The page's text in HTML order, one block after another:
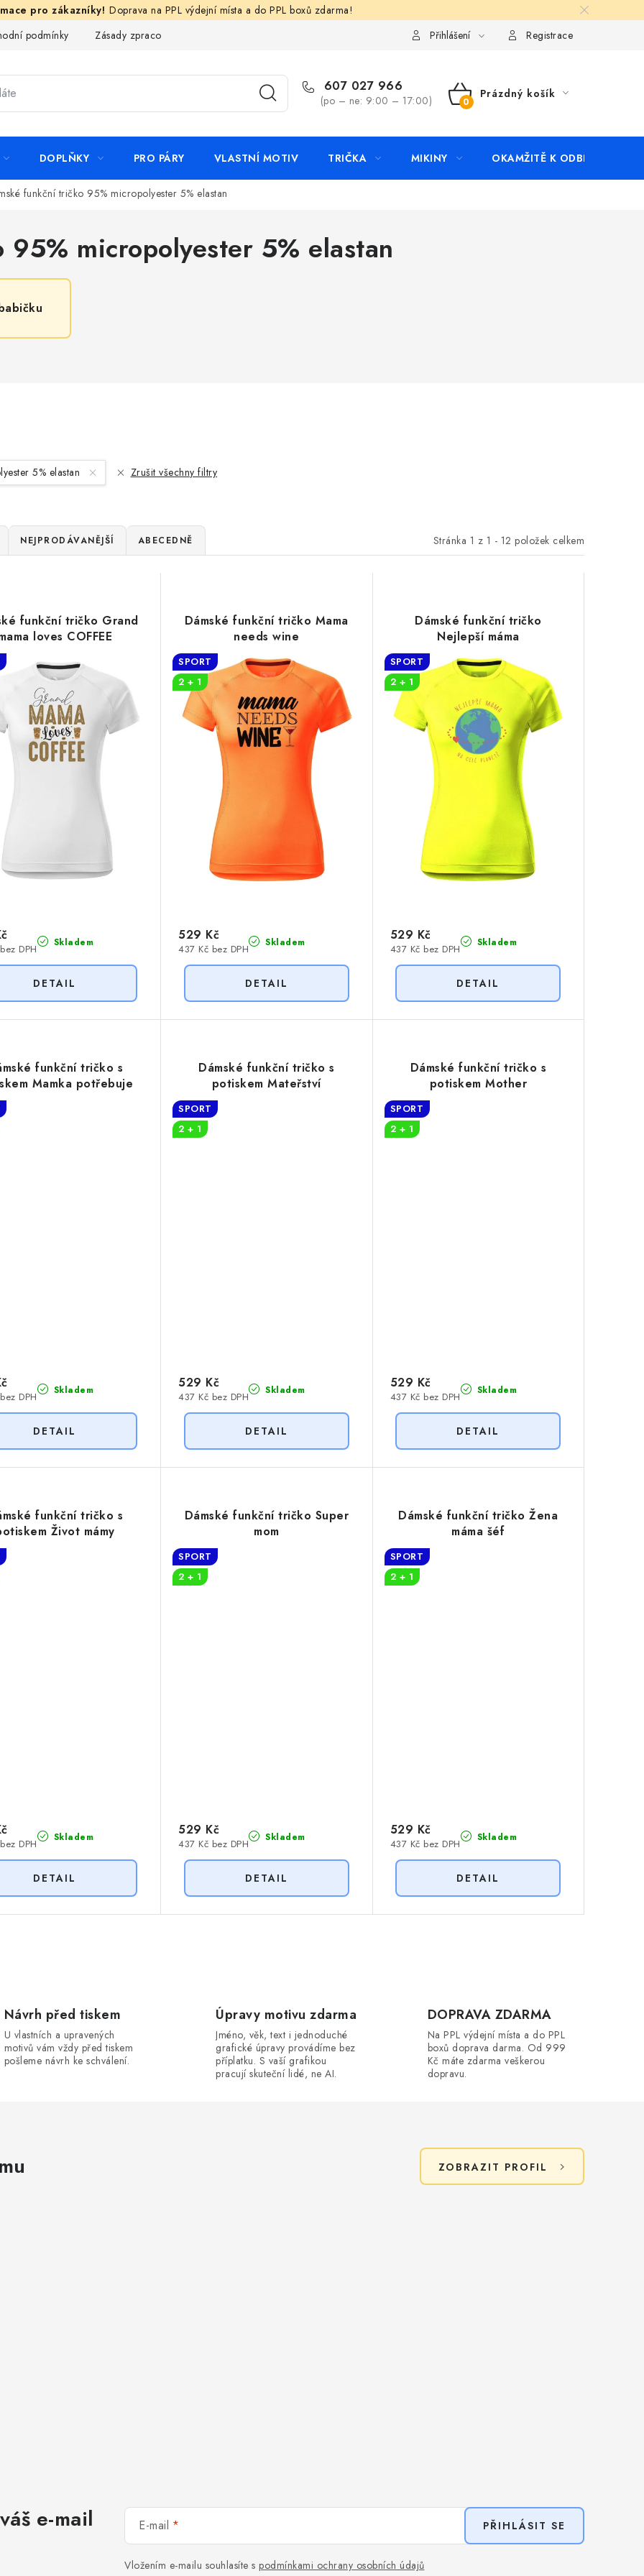
Doprava na PPL výdejní místa a do PPL boxů zdarma!
podmínky Zásady zpracování ochrany osobních údajů KontaktyPřihlášení Registrace
607 027 966
(po – ne: 9:00 – 17:00)
NÁKUPNÍ
Prázdný košík
DOPLŇKY PRO PÁRY VLASTNÍ MOTIV TRIČKA MIKINY OKAMŽITĚ K ODBĚRU
funkční tričko 95% micropolyester 5% elastan
micropolyester 5% elastan
5% elastan Zrušit všechny filtry
Stránka 1 z 1 - 12 položek celkem
NEJPRODÁVANĚJŠÍ ABECEDNĚ
funkční tričko Grand
loves COFFEE
Skladem
DPH
Dámské funkční tričko Mama
needs wine
SPORT
2 + 1
Skladem
437 Kč bez DPH
529 Kč
Dámské funkční tričko
Nejlepší máma
SPORT
2 + 1
Skladem
437 Kč bez DPH
529 Kč
funkční tričko s
Mamka potřebuje
Skladem
DPH
Dámské funkční tričko s
potiskem Mateřství
SPORT
2 + 1
Skladem
437 Kč bez DPH
529 Kč
Dámské funkční tričko s
potiskem Mother
SPORT
2 + 1
Skladem
437 Kč bez DPH
529 Kč
funkční tričko s
Život mámy
Skladem
DPH
Dámské funkční tričko Super
mom
SPORT
2 + 1
Skladem
437 Kč bez DPH
529 Kč
Dámské funkční tričko Žena
máma šéf
SPORT
2 + 1
Skladem
437 Kč bez DPH
529 Kč
Návrh před tiskem
U vlastních a upravených
motivů vám vždy před tiskem
pošleme návrh ke schválení.
Úpravy motivu zdarma
Jméno, věk, text i jednoduché
grafické úpravy provádíme bez
příplatku. S vaší grafikou
pracují skuteční lidé, ne AI.
DOPRAVA ZDARMA
Na PPL výdejní místa a do PPL
boxů doprava darma. Od 999
Kč máte zdarma veškerou
dopravu.
ZOBRAZIT PROFIL
e-mail E-mail
Vložením e-mailu souhlasíte s podmínkami ochrany osobních údajů
PŘIHLÁSIT SE